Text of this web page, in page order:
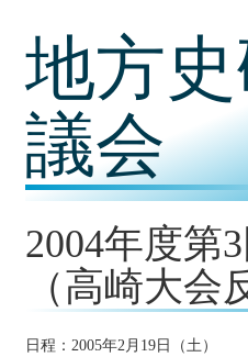
地方
議会
2004年度第
（高崎大会
日程：2005年2月19日（土）